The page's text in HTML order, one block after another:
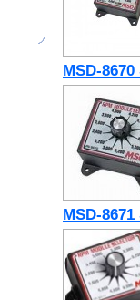
MSD-
MSD-